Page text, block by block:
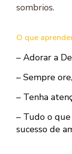
sombrios.
O que
– Adorar a
– Sempre
– Tenha
– Tudo o
sucesso de